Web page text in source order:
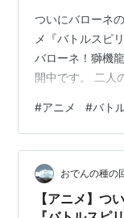
ついにバローネ
メ『バトルスピ
バローネ！獅機
開中です。 二人
#アニメ #バト
おでんの種の
【アニメ】